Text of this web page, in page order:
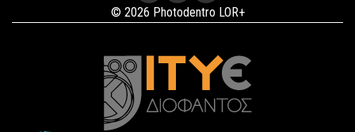
© 2026 Photodentro LOR+